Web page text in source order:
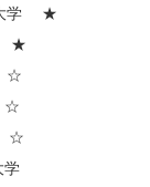
学 ★
★
☆
☆
☆